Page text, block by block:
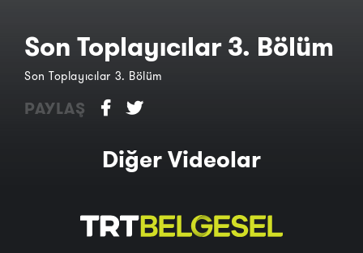
Son Toplayıcılar 3. Bölüm
Son Toplayıcılar 3. Bölüm
PAYLAŞ
Diğer Videolar